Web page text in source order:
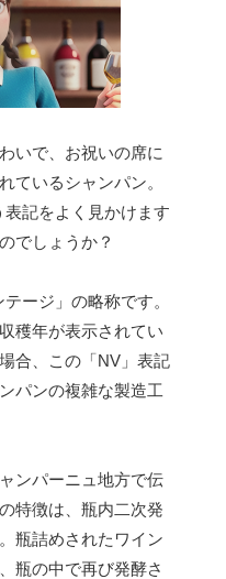
いで、お祝いの席に
ているシャンパン。
記をよく見かけます
でしょうか？
ージ」の略称です。
穫年が表示されてい
合、この「NV」表記
パンの複雑な製造工
ンパーニュ地方で伝
特徴は、瓶内二次発
瓶詰めされたワイン
瓶の中で再び発酵さ